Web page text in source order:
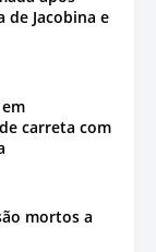
de Jacobina e
carreta com
mortos a